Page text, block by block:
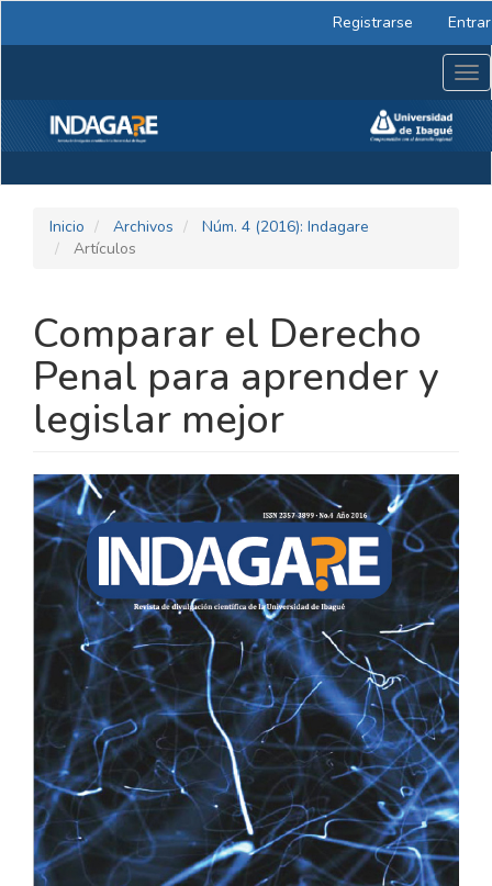
lateral
Registrarse Entrar
Inicio Archivos
Núm. 4 (2016): Indagare
Artículos
Comparar el Derecho
Penal para aprender y
legislar mejor
BARRA
LATERAL
DEL
ARTÍCULO